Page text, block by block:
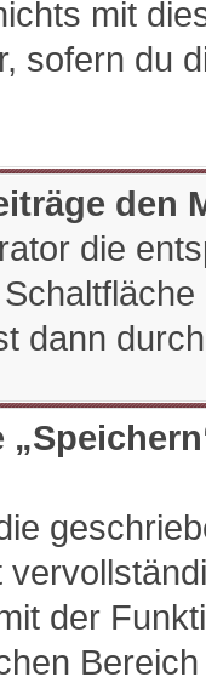
mit
sofern du
den
die
dann
der